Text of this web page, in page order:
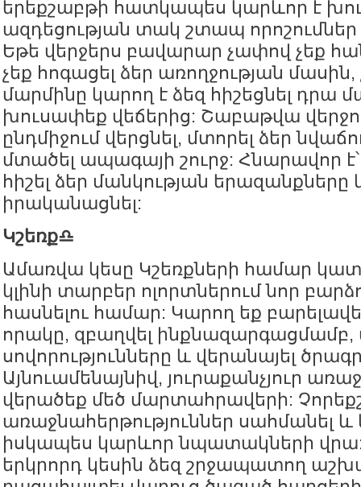
երեքշաբթի հատկապես կարևոր է
ազդեցության տակ շտապ որոշումներ
Եթե վերջերս բավարար չափով չեք
չեք հոգացել ձեր առողջության
մարմինը կարող է ձեզ հիշեցնել դրա
խուսափեք վեճերից: Շաբաթվա
ընդմիջում վերցնել, մտորել ձեր
մտածել ապագայի շուրջ: Հնարավոր
հիշել ձեր մանկության երազանքները
իրականացնել:
Կշեռք♎️
Ամառվա կեսը Կշեռքների համար
կլինի տարբեր ոլորտներում նոր
հասնելու համար: Կարող եք
որակը, զբաղվել ինքնազարգացմամբ,
սովորությունները և վերանայել
Այնուամենայնիվ, յուրաքանչյուր
վերածեք մեծ մարտահրավերի:
առաջնահերթություններ սահմանել
իսկապես կարևոր նպատակների
երկրորդ կեսին ձեզ շրջապատող